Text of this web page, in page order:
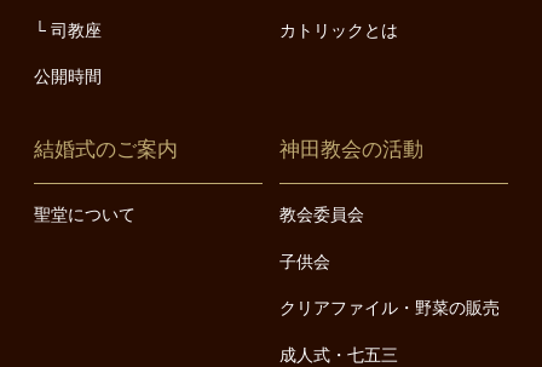
司教座
公開時間
カトリックとは
結婚式のご案内
聖堂について
神田教会の活動
教会委員会
子供会
クリアファイル・野菜の販売
成人式・七五三